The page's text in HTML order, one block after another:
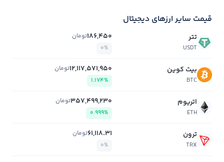
قیمت سایر ارزهای دیجیتال
تتر
USDT
186,450تومان
0%
بیت کوین
BTC
12,117,571,950تومان
1.174%
اتریوم
ETH
357,499,230تومان
0.999%
ترون
TRX
61,118.31تومان
0%